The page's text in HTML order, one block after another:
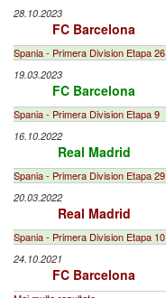
28.10.2023
FC Barcelona
Spania - Primera Division Etapa 26
19.03.2023
FC Barcelona
Spania - Primera Division Etapa 9
16.10.2022
Real Madrid
Spania - Primera Division Etapa 29
20.03.2022
Real Madrid
Spania - Primera Division Etapa 10
24.10.2021
FC Barcelona